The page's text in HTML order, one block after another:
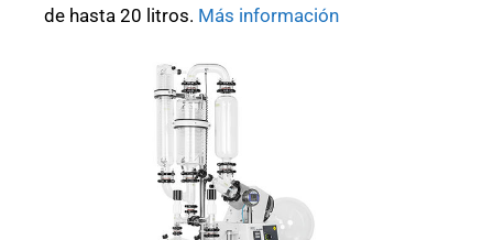
de hasta 20 litros. Más información